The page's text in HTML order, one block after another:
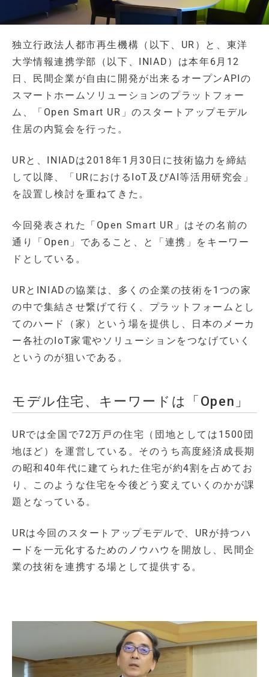
独立行政法人都市再生機構（以下、UR）と、東洋
大学情報連携学部（以下、INIAD）は本年6月12
日、民間企業が自由に開発が出来るオープンAPIの
スマートホームソリューションのプラットフォー
ム、「Open Smart UR」のスタートアップモデル
住居の内覧会を行った。
URと、INIADは2018年1月30日に技術協力を締結
して以降、「URにおけるIoT及びAI等活用研究会」
を設置し検討を重ねてきた。
今回発表された「Open Smart UR」はその名前の
通り「Open」であること、と「連携」をキーワー
ドとしている。
URとINIADの協業は、多くの企業の技術を1つの家
の中で集結させ繋げて行く、プラットフォームとし
てのハード（家）という場を提供し、日本のメーカ
ー各社のIoT家電やソリューションをつなげていく
というのが狙いである。
モデル住宅、キーワードは「Open」
URでは全国で72万戸の住宅（団地としては1500団
地ほど）を運営している。そのうち高度経済成長期
の昭和40年代に建てられた住宅が約4割を占めてお
り、このような住宅を今後どう変えていくのかが課
題となっている。
URは今回のスタートアップモデルで、URが持つハ
ードを一元化するためのノウハウを開放し、民間企
業の技術を連携する場として提供する。